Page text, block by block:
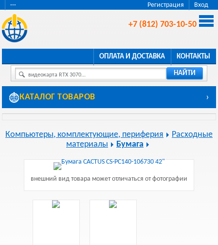
Регистрация Вход
···
+7 (812) 703-10-50
ОПЛАТА И ДОСТАВКА КОНТАКТЫ
видеокарта RTX 3070... НАЙТИ
КАТАЛОГ ТОВАРОВ ›
Компьютеры, комплектующие, периферия
Расходные
материалы
Бумага
внешний вид товара может отличаться от фотографии